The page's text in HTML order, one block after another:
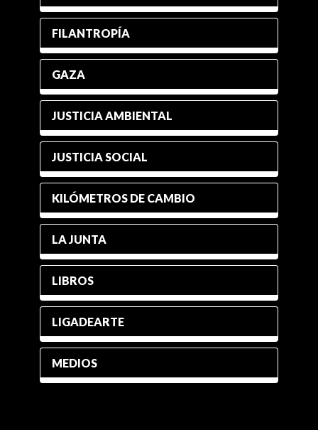
FILANTROPÍA
GAZA
JUSTICIA AMBIENTAL
JUSTICIA SOCIAL
KILÓMETROS DE CAMBIO
LA JUNTA
LIBROS
LIGADEARTE
MEDIOS